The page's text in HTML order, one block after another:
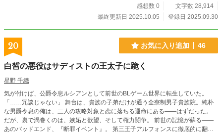
し予定の古いアパートで始まる深夜のカウンセリング。記憶を失う蓮と、その間
に現れる謎の人格レイ。悠真は両方の人格に惹かれながらも、次第に隠された真
の選択へ。 読者が期待できる要素 多様な官能シーン（初体験・人格交代・超自
然的背景）、複雑な心理描写、ミステリー要素、超自然現象、禁断愛、破滅的美
学、感動的なクライマックス。 独自性・セールスポイント 多重人格×霊的存在×
転生という三重の設定による前例のない複雑さ。心理学的リアリティと超自然的
幻想の融合。破滅エンドでありながら美しい希望で締めくくられる構成。読者の
感情と身体の両方に訴える高品質な官能描写。
感想数 0
文字数 28,914
最終更新日 2025.10.05
登録日 2025.09.30
20 お気に入り追加 46
白皙の悪役はサディストの王太子に跪く
星野 千織
気が付けば、公爵令息ルシアンとして前世のBLゲーム世界に転生していた。
「……冗談じゃない」 舞台は、貴族の子弟だけが通う全寮制男子貴族院。純朴
な男爵令息の俺は、三人の攻略対象と恋に落ちる運命にある――はずだった。
だが、裏で渦巻くのは、嫉妬と欲望、そして権力闘争。 前世の記憶が蘇る――
あのバッドエンド、『断罪イベント』。 第三王子アルフォンスに徹底的に翻弄